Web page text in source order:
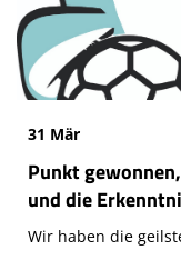
31 Mär
Punkt
und die
Wir haben die